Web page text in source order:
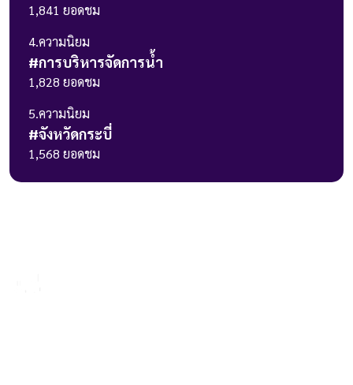
1,841 ยอดชม
4.ความนิยม
#การบริหารจัดการน้ำ
1,828 ยอดชม
5.ความนิยม
#จังหวัดกระบี่
1,568 ยอดชม